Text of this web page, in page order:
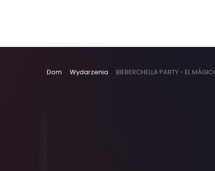
Dom Wydarzenia BIEBERCHELLA PARTY - EL